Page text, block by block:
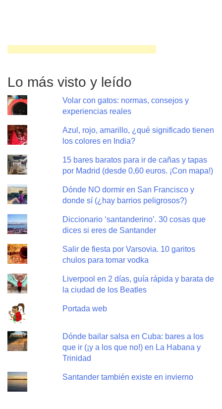
Lo más visto y leído
Volar con gatos: normas, consejos y
experiencias reales
Azul, rojo, amarillo, ¿qué significado tienen
los colores en India?
15 bares baratos para ir de cañas y tapas
por Madrid (desde 0,60 euros. ¡Con mapa!)
Dónde NO dormir en San Francisco y
donde sí (¿hay barrios peligrosos?)
Diccionario ‘santanderino’. 30 cosas que
dices si eres de Santander
Salir de fiesta por Varsovia. 10 garitos
chulos para tomar vodka
Liverpool en 2 días, guía rápida y barata de
la ciudad de los Beatles
Portada web
Dónde bailar salsa en Cuba: bares a los
que ir (¡y a los que no!) en La Habana y
Trinidad
Santander también existe en invierno